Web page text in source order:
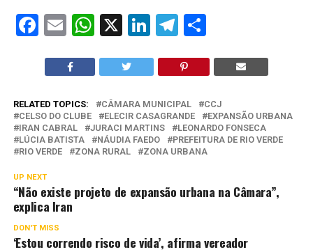
Facebook
EmailWhatsApp
X LinkedIn
Telegram
Share
RELATED TOPICS: CÂMARA MUNICIPAL
CCJ
CELSO DO CLUBE
ELECIR CASAGRANDE
EXPANSÃO URBANA
IRAN CABRAL
JURACI MARTINS
LEONARDO FONSECA
LÚCIA BATISTA
NÁUDIA FAEDO
PREFEITURA DE RIO VERDE
RIO VERDE
ZONA RURAL ZONA URBANA
UP NEXT
“Não existe projeto de expansão urbana na Câmara”,
explica Iran
DON'T MISS
‘Estou correndo risco de vida’, afirma vereador